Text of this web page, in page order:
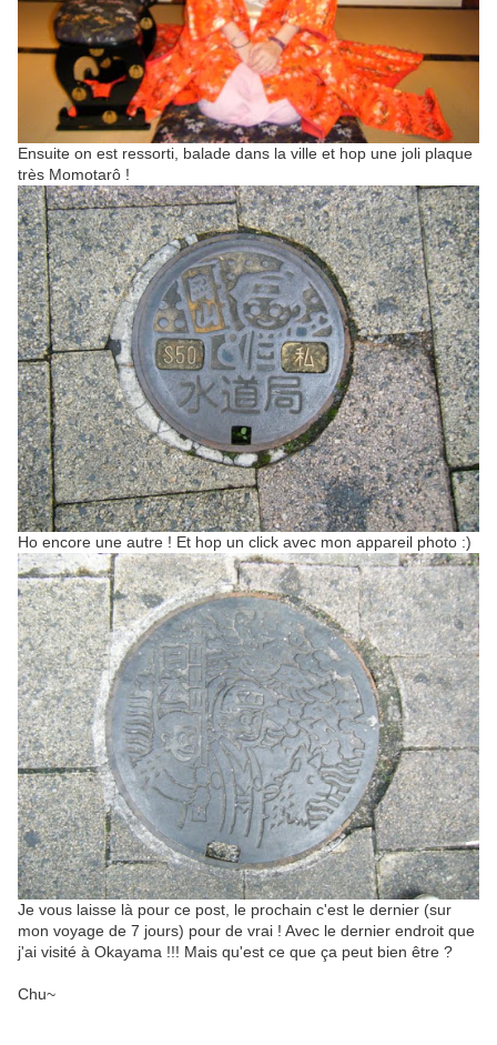
Ensuite on est ressorti, balade dans la ville et hop une joli plaque
très Momotarô !
Ho encore une autre ! Et hop un click avec mon appareil photo :)
Je vous laisse là pour ce post, le prochain c'est le dernier (sur
mon voyage de 7 jours) pour de vrai ! Avec le dernier endroit que
j'ai visité à Okayama !!! Mais qu'est ce que ça peut bien être ?
Chu~